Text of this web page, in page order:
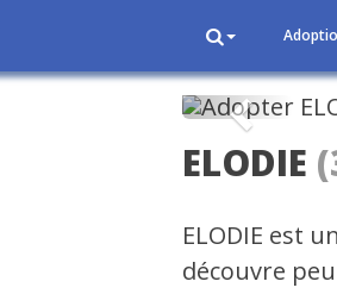
ELODIE
ELODIE est
découvre